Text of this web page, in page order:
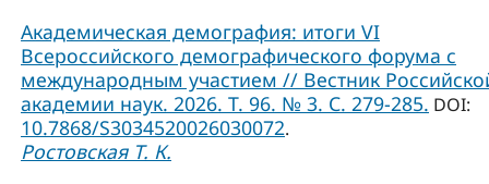
Академическая демография: итоги VI
Всероссийского демографического форума с
международным участием // Вестник
академии наук. 2026. Т. 96. № 3. С. 279-285. DOI:
10.7868/S3034520026030072.
Ростовская Т. К.